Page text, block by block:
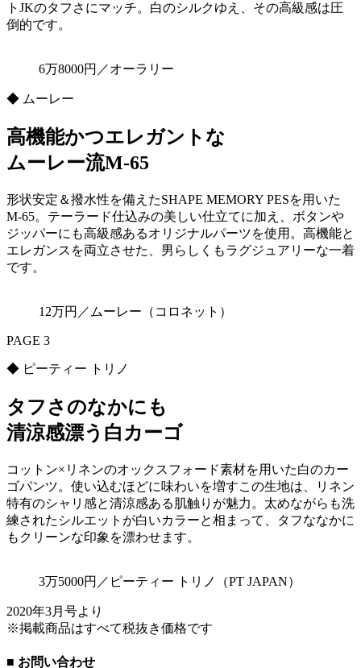
トJKのタフさにマッチ。白のシルクゆえ、その高級感は圧
倒的です。
6万8000円／オーラリー
◆ ムーレー
高機能かつエレガントな
ムーレー流M-65
形状安定＆撥水性を備えたSHAPE MEMORY PESを用いた
M-65。テーラード仕込みの美しい仕立てに加え、ボタンや
ジッパーにも高級感あるオリジナルパーツを使用。高機能と
エレガンスを両立させた、男らしくもラグジュアリーな一着
です。
12万円／ムーレー（コロネット）
PAGE 3
◆ ピーティー トリノ
タフさのなかにも
清涼感漂う白カーゴ
コットン×リネンのオックスフォード素材を用いた白のカー
ゴパンツ。使い込むほどに味わいを増すこの生地は、リネン
特有のシャリ感と清涼感ある肌触りが魅力。太めながらも洗
練されたシルエットが白いカラーと相まって、タフななかに
もクリーンな印象を漂わせます。
3万5000円／ピーティー トリノ（PT JAPAN）
2020年3月号より
※掲載商品はすべて税抜き価格です
■ お問い合わせ